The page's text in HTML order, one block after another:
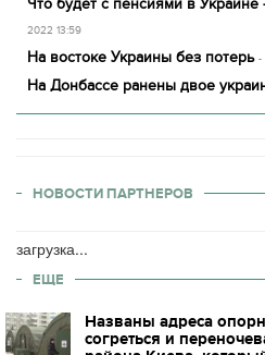
Что будет с пенсиями в Украине
2022 13:59
На востоке Украины без потерь -
На Донбассе ранены двое
НОВОСТИ ПАРТНЕРОВ
загрузка...
ЕЩЕ
Названы адреса
согреться и